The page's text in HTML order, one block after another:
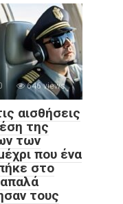
646 views
αισθήσεις
της
των
που ένα
στο
τους